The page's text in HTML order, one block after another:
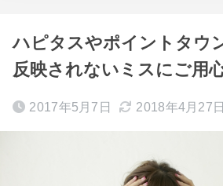
ハピタスやポイントタウ
反映されないミスにご用
2017年5月7日 2018年4月27日